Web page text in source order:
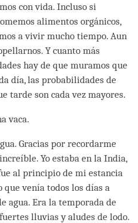
con vida. Incluso si
alimentos orgánicos,
a vivir mucho tiempo. Aun
Y cuanto más
hay de que muramos que
día, las probabilidades de
tarde son cada vez mayores.
vaca.
Gracias por recordarme
Yo estaba en la India,
al principio de mi estancia
venía todos los días a
agua. Era la temporada de
lluvias y aludes de lodo.